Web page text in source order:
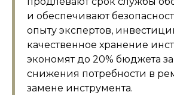
и обеспечивают
опыту экспертов,
качественное хранение
экономят до 20% бюджета за
снижения потребности в
замене инструмента.